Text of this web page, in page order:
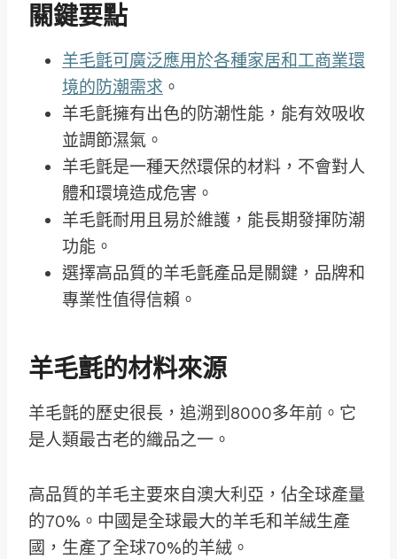
關鍵要點
羊毛氈可廣泛應用於各種家居和工商業環
境的防潮需求 。
羊毛氈擁有出色的防潮性能，能有效吸收
並調節濕氣。
羊毛氈是一種天然環保的材料，不會對人
體和環境造成危害。
羊毛氈耐用且易於維護，能長期發揮防潮
功能。
選擇高品質的羊毛氈產品是關鍵，品牌和
專業性值得信賴。
羊毛氈的材料來源
羊毛氈的歷史很長，追溯到8000多年前。它
是人類最古老的織品之一。
高品質的羊毛主要來自澳大利亞，佔全球產量
的70%。中國是全球最大的羊毛和羊絨生產
國，生產了全球70%的羊絨。